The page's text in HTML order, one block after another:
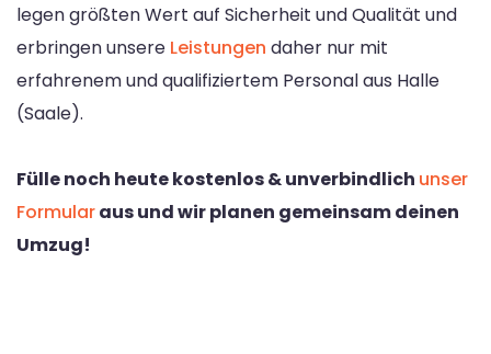
legen größten Wert auf Sicherheit und Qualität und
erbringen unsere Leistungen daher nur mit
erfahrenem und qualifiziertem Personal aus Halle
(Saale).
Fülle noch heute kostenlos & unverbindlich unser
Formularaus und wir planen gemeinsam deinen
Umzug!